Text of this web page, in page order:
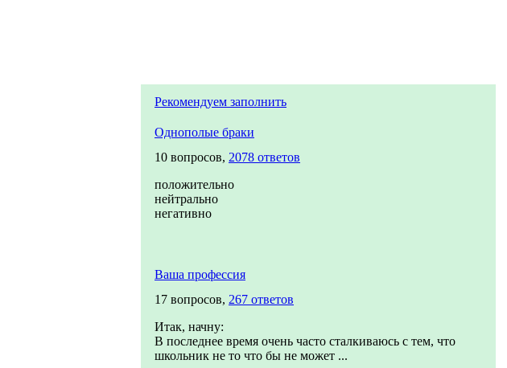
Рекомендуем заполнить
Однополые браки
10 вопросов, 2078 ответов
положительно
нейтрально
негативно
Ваша профессия
17 вопросов, 267 ответов
Итак, начну:
В последнее время очень часто сталкиваюсь с тем, что
школьник не то что бы не может ...